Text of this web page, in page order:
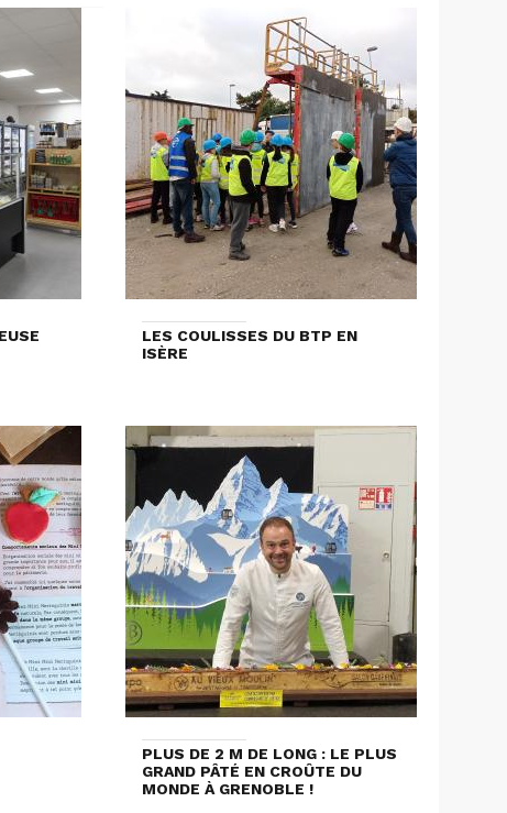
LES COULISSES DU BTP EN
ISÈRE
PLUS DE 2 M DE LONG : LE PLUS
GRAND PÂTÉ EN CROÛTE DU
MONDE À GRENOBLE !